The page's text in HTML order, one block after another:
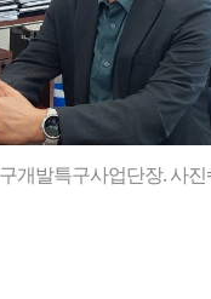
개발특구사업단장. 사